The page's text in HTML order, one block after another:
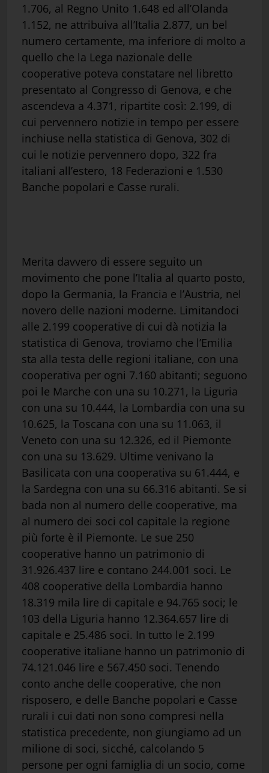
1.706, al Regno Unito 1.648 ed all’Olanda
1.152, ne attribuiva all’Italia 2.877, un bel
numero certamente, ma inferiore di molto a
quello che la Lega nazionale delle
cooperative poteva constatare nel libretto
presentato al Congresso di Genova, e che
ascendeva a 4.371, ripartite così: 2.199, di
cui pervennero notizie in tempo per essere
inchiuse nella statistica di Genova, 302 di
cui le notizie pervennero dopo, 322 fra
italiani all’estero, 18 Federazioni e 1.530
Banche popolari e Casse rurali.
Merita davvero di essere seguito un
movimento che pone l’Italia al quarto posto,
dopo la Germania, la Francia e l’Austria, nel
novero delle nazioni moderne. Limitandoci
alle 2.199 cooperative di cui dà notizia la
statistica di Genova, troviamo che l’Emilia
sta alla testa delle regioni italiane, con una
cooperativa per ogni 7.160 abitanti; seguono
poi le Marche con una su 10.271, la Liguria
con una su 10.444, la Lombardia con una su
10.625, la Toscana con una su 11.063, il
Veneto con una su 12.326, ed il Piemonte
con una su 13.629. Ultime venivano la
Basilicata con una cooperativa su 61.444, e
la Sardegna con una su 66.316 abitanti. Se si
bada non al numero delle cooperative, ma
al numero dei soci col capitale la regione
più forte è il Piemonte. Le sue 250
cooperative hanno un patrimonio di
31.926.437 lire e contano 244.001 soci. Le
408 cooperative della Lombardia hanno
18.319 mila lire di capitale e 94.765 soci; le
103 della Liguria hanno 12.364.657 lire di
capitale e 25.486 soci. In tutto le 2.199
cooperative italiane hanno un patrimonio di
74.121.046 lire e 567.450 soci. Tenendo
conto anche delle cooperative, che non
risposero, e delle Banche popolari e Casse
rurali i cui dati non sono compresi nella
statistica precedente, non giungiamo ad un
milione di soci, sicché, calcolando 5
persone per ogni famiglia di un socio, come